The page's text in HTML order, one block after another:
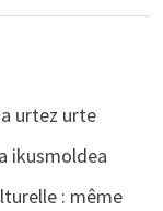
urtez urte
ikusmoldea
: même